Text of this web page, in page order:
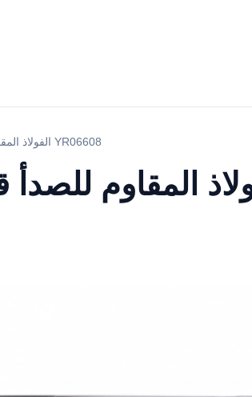
الفولاذ المقاوم للصدأ قفص رعاية الحيوانات الأليفة YR06608